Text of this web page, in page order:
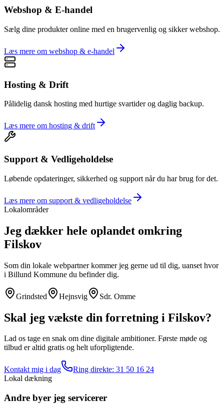
Webshop & E-handel
Sælg dine produkter online med en brugervenlig og sikker webshop.
Læs mere om webshop & e-handel
Hosting & Drift
Pålidelig dansk hosting med hurtige svartider og daglig backup.
Læs mere om hosting & drift
Support & Vedligeholdelse
Løbende opdateringer, sikkerhed og support når du har brug for det.
Læs mere om support & vedligeholdelse
Lokalområder
Jeg dækker hele oplandet omkring
Filskov
Som din lokale webpartner kommer jeg gerne ud til dig, uanset hvor
i Billund Kommune du befinder dig.
Grindsted Hejnsvig Sdr. Omme
Skal jeg vækste din forretning i Filskov?
Lad os tage en snak om dine digitale ambitioner. Første møde og
tilbud er altid gratis og helt uforpligtende.
Kontakt mig i dag Ring direkte: 31 50 16 24
Lokal dækning
Andre byer jeg servicerer